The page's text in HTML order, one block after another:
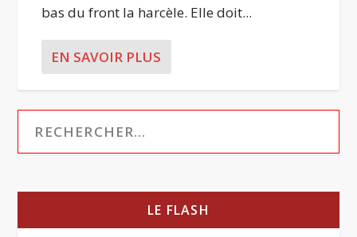
bas du front la harcèle. Elle doit...
EN SAVOIR PLUS
LE FLASH